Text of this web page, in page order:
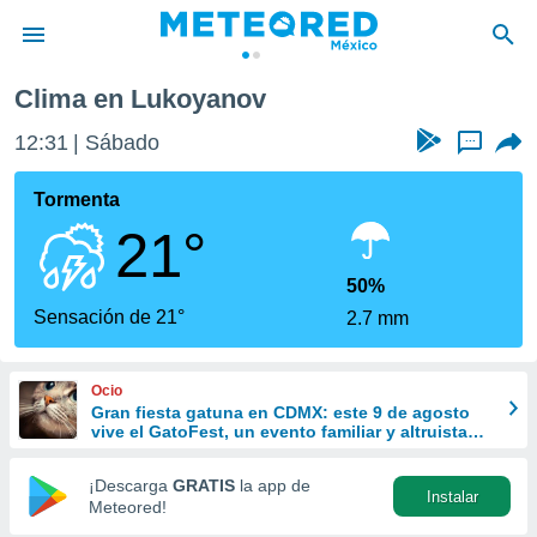
de
ha sido
para
que se
calidad.
a este
las
y
forma
digital
basada
Clima en Lukoyanov
12:31 Sábado ...
Tormenta
21°
Sensación de 21°
50%
2.7 mm
Ocio
Gran fiesta gatuna en CDMX: este 9 de agosto
vive el GatoFest, un evento familiar y altruista
¡Descarga GRATIS la app de
Meteored!
Instalar